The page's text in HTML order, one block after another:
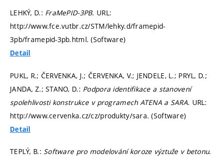
LEHKÝ, D.: FraMePID-3PB. URL:
http://www.fce.vutbr.cz/STM/lehky.d/framepid-
3pb/framepid-3pb.html. (Software)
Detail
PUKL, R.; ČERVENKA, J.; ČERVENKA, V.; JENDELE, L.; PRYL, D.;
JANDA, Z.; STANO, D.: Podpora identifikace a stanovení
spolehlivosti konstrukce v programech ATENA a SARA. URL:
http://www.cervenka.cz/cz/produkty/sara. (Software)
Detail
TEPLÝ, B.: Software pro modelování koroze výztuže v betonu.